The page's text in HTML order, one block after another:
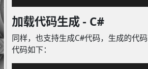
加载代码生成 - C#
同样，也支持生成C#代码，生成的代
代码如下：